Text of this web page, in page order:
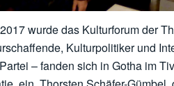
wurde das Kulturforum der
Kulturpolitiker und
– fanden sich in Gotha im